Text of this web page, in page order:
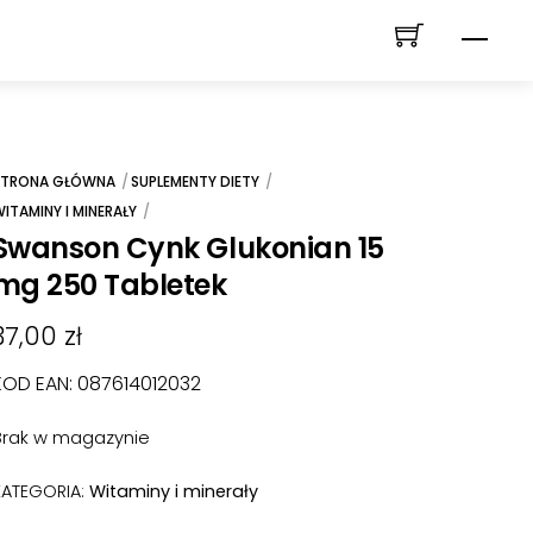
GŁÓWNA
SUPLEMENTY DIETY
I MINERAŁY
Cynk Glukonian 15
250 Tabletek
zł
EAN: 087614012032
w magazynie
Witaminy i minerały